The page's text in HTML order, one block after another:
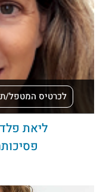
לכרטיס המטפל/ת
ליאת